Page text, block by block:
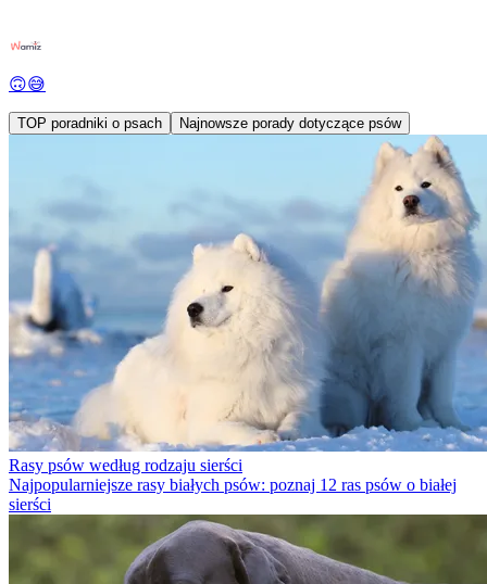
🙃😅
TOP poradniki o psach Najnowsze porady dotyczące psów
Rasy psów według rodzaju sierści
Najpopularniejsze rasy białych psów: poznaj 12 ras psów o białej
sierści